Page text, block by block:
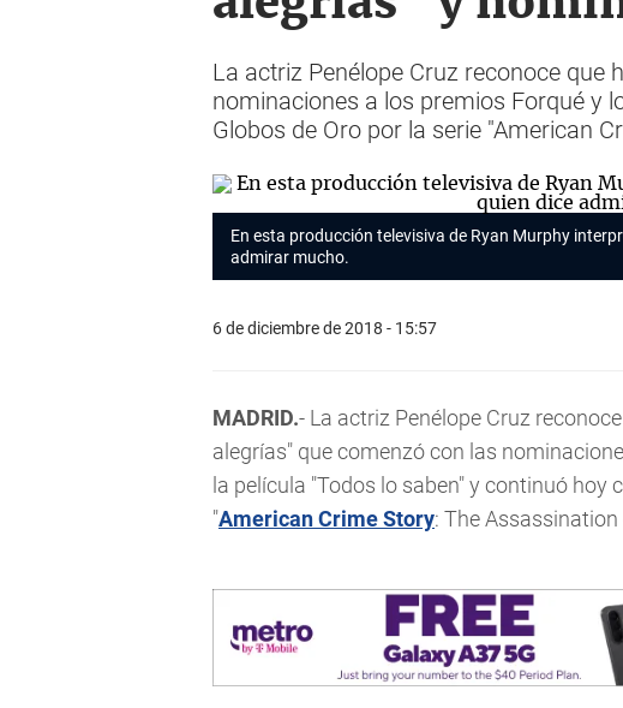
La actriz Penélope Cruz reconoce que
nominaciones a los premios Forqué y
Globos de Oro por la serie "American
En esta producción televisiva de Ryan Murphy
admirar mucho.
6 de diciembre de 2018 - 15:57
MADRID.- La actriz Penélope Cruz
alegrías" que comenzó con las
la película "Todos lo saben" y continuó hoy
"American Crime Story: The